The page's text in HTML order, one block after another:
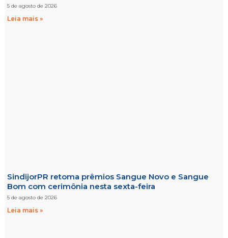
5 de agosto de 2026
Leia mais »
SindijorPR retoma prêmios Sangue Novo e Sangue
Bom com cerimônia nesta sexta-feira
5 de agosto de 2026
Leia mais »